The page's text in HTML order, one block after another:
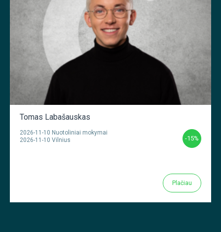
Tomas Labašauskas
2026-11-10 Nuotoliniai mokymai
2026-11-10 Vilnius
-15%
Plačiau